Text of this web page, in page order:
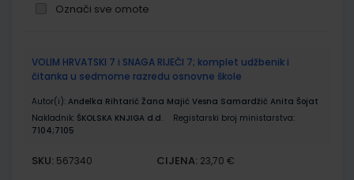
Označi sve omote
proizvodi
VOLIM HRVATSKI 7 i SNAGA RIJEČI 7; komplet udžbenik i
čitanka u sedmome razredu osnovne škole
Autor(i): Anđelka Rihtarić Žana Majić Vesna Samardžić Anita Šojat
Nakladnik: ŠKOLSKA KNJIGA d.d.
Registarski broj ministarstva:
7104;7105
SKU: 567340 CIJENA: 23,70 €